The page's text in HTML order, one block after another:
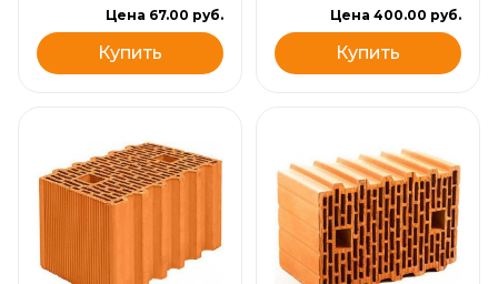
Цена 67.00 руб.
Купить
Цена 400.00 руб.
Купить